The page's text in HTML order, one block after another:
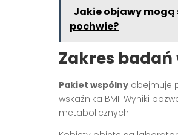
Jakie objawy
pochwie?
Zakres
Pakiet wspólny obejmuje
wskaźnika BMI. Wyniki
metabolicznych.